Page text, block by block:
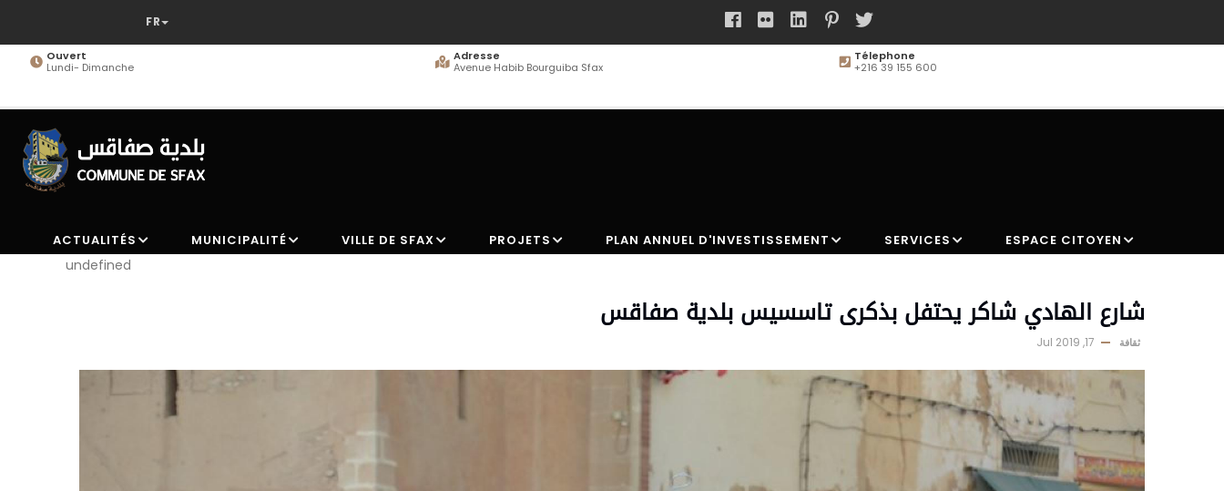
contenuOuvert
Lundi- Dimanche
Adresse
Avenue Habib Bourguiba Sfax
Télephone
+216 39 155 600
NAVIGATION
ACTUALITÉS MUNICIPALITÉ VILLE DE SFAX PROJETS PLAN ANNUEL D'INVESTISSEMENT SERVICES ESPACE CITOYEN
undefined
شارع الهادي شاكر يحتفل بذكرى تاسسيس بلدية صفاقس
ثقافة